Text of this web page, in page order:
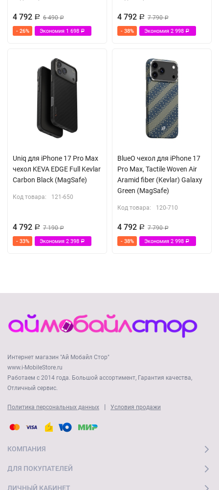
4 792 Р 6 490Р
- 26% Экономия 1 698 Р
4 792 Р 7 790Р
- 38% Экономия 2 998 Р
Uniq для iPhone 17 Pro Max
чехол KEVA EDGE Full Kevlar
Carbon Black (MagSafe)
Код товара: 121-650
4 792 Р 7 190Р
- 33% Экономия 2 398 Р
BlueO чехол для iPhone 17
Pro Max, Tactile Woven Air
Aramid fiber (Kevlar) Galaxy
Green (MagSafe)
Код товара: 120-710
4 792 Р 7 790Р
- 38% Экономия 2 998 Р
Интернет магазин "Ай Мобайл Стор"
www.i-MobileStore.ru
Работаем с 2014 года. Большой ассортимент, Гарантия качества,
Отличный сервис.
Политика персональных данных | Условия продажи
КОМПАНИЯ
ДЛЯ ПОКУПАТЕЛЕЙ
ЛИЧНЫЙ КАБИНЕТ